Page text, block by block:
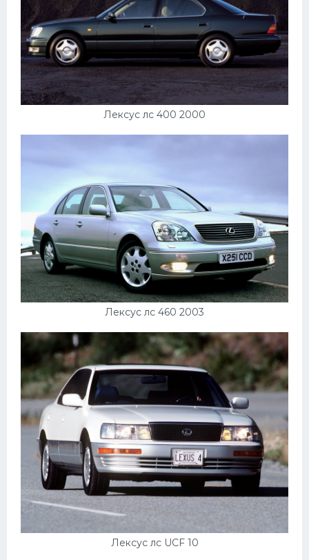
Лексус лс 400 2000
Лексус лс 460 2003
Лексус лс UCF 10